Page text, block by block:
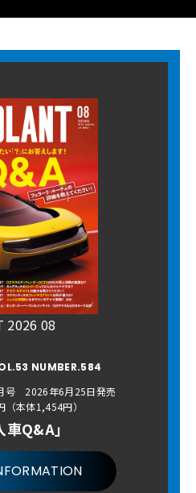
2026 08
NUMBER.584
号 2026年6月25日発売
（本体1,454円）
車Q&A」